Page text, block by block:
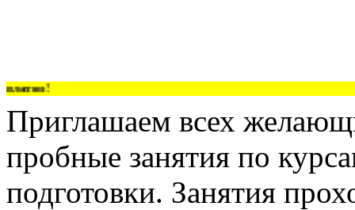
Приглашаем всех
пробные занятия по
подготовки. Занятия